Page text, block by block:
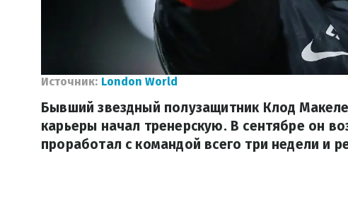
Источник: London World
Бывший звездный полузащитник Клод
карьеры начал тренерскую. В сентябре он
проработал с командой всего три недели и